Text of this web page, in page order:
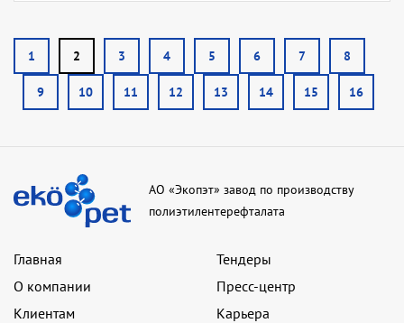
1 2 3 4 5 6 7 8
9 10 11 12 13 14 15 16
АО «Экопэт» завод по производству
полиэтилентерефталата
Главная
О компании
Клиентам
Тендеры
Пресс-центр
Карьера